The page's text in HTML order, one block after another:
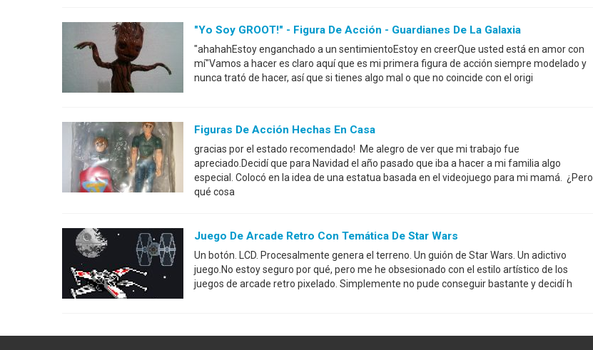
"Yo Soy GROOT!" - Figura De Acción - Guardianes De La Galaxia
"ahahahEstoy enganchado a un sentimientoEstoy en creerQue usted está en amor con
mí"Vamos a hacer es claro aquí que es mi primera figura de acción siempre modelado y
nunca trató de hacer, así que si tienes algo mal o que no coincide con el origi
Figuras De Acción Hechas En Casa
gracias por el estado recomendado! Me alegro de ver que mi trabajo fue
apreciado.Decidí que para Navidad el año pasado que iba a hacer a mi familia algo
especial. Colocó en la idea de una estatua basada en el videojuego para mi mamá. ¿Pero
qué cosa
Juego De Arcade Retro Con Temática De Star Wars
Un botón. LCD. Procesalmente genera el terreno. Un guión de Star Wars. Un adictivo
juego.No estoy seguro por qué, pero me he obsesionado con el estilo artístico de los
juegos de arcade retro pixelado. Simplemente no pude conseguir bastante y decidí h